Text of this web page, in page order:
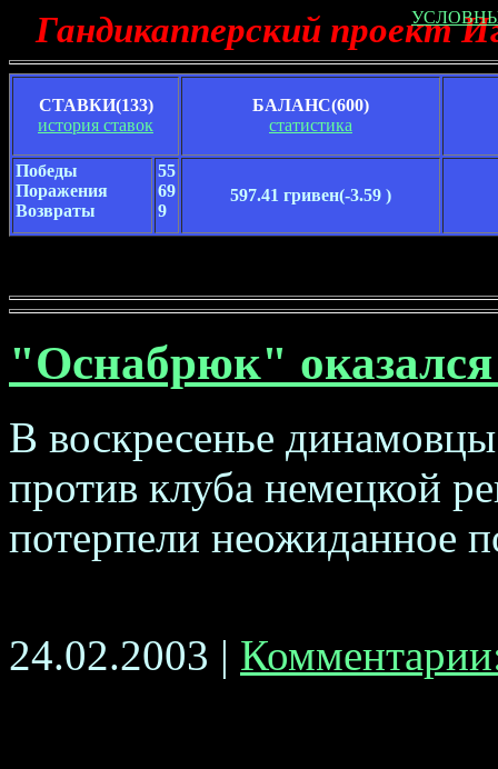
Гандикапперский проект
СТАВКИ(133)
история ставок
БАЛАНС(600)
статистика
Победы
Поражения
Возвраты
55
69
9
597.41 гривен(-3.59 )
"Оснабрюк" оказался
В воскресенье
против клуба немецкой
потерпели неожиданное
24.02.2003 |